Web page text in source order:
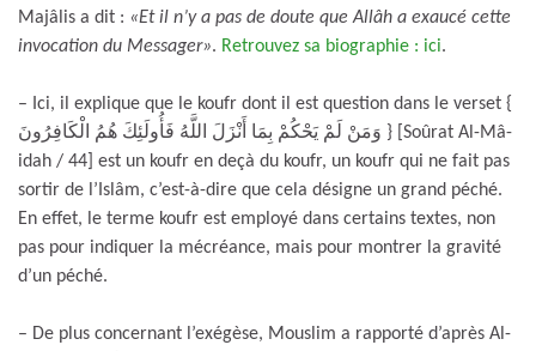
Majâlis a dit : «Et il n’y a pas de doute que Allâh a exaucé cette
invocation du Messager». Retrouvez sa biographie : ici.
– Ici, il explique que le koufr dont il est question dans le verset {
وَمَنْ لَمْ يَحْكُمْ بِمَا أَنْزَلَ اللَّهُ فَأُولَئِكَ هُمُ الْكَافِرُونَ } [Soûrat Al-Mâ-
idah / 44] est un koufr en deçà du koufr, un koufr qui ne fait pas
sortir de l’Islâm, c’est-à-dire que cela désigne un grand péché.
En effet, le terme koufr est employé dans certains textes, non
pas pour indiquer la mécréance, mais pour montrer la gravité
d’un péché.
– De plus concernant l’exégèse, Mouslim a rapporté d’après Al-